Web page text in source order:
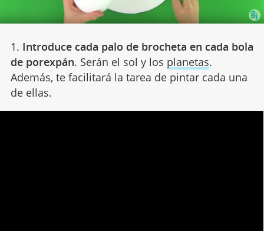
1. Introduce cada palo de brocheta en cada bola
de porexpán. Serán el sol y los planetas.
Además, te facilitará la tarea de pintar cada una
de ellas.